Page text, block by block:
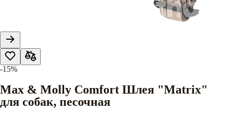
-15%
Max & Molly Comfort Шлея "Matrix"
для собак, песочная